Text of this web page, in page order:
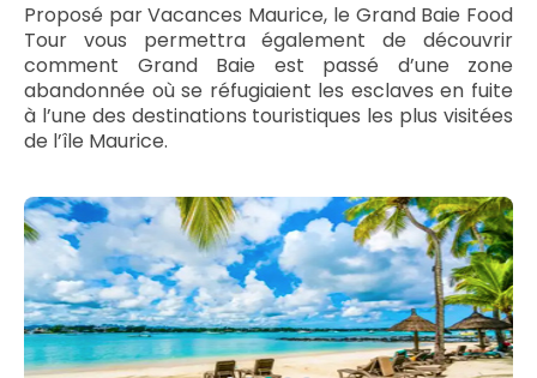
Proposé par Vacances Maurice, le Grand Baie Food
Tour vous permettra également de découvrir
comment Grand Baie est passé d’une zone
abandonnée où se réfugiaient les esclaves en fuite
à l’une des destinations touristiques les plus visitées
de l’île Maurice.